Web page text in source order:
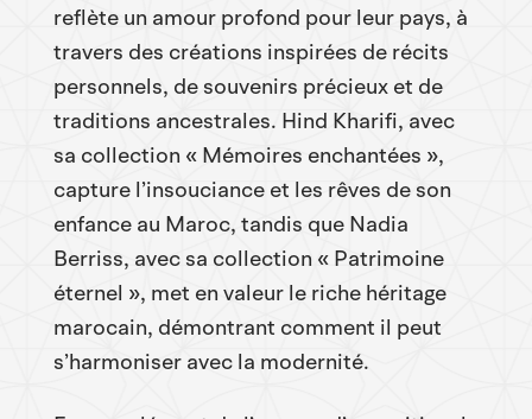
reflète un amour profond pour leur pays, à
travers des créations inspirées de récits
personnels, de souvenirs précieux et de
traditions ancestrales. Hind Kharifi, avec
sa collection « Mémoires enchantées »,
capture l’insouciance et les rêves de son
enfance au Maroc, tandis que Nadia
Berriss, avec sa collection « Patrimoine
éternel », met en valeur le riche héritage
marocain, démontrant comment il peut
s’harmoniser avec la modernité.